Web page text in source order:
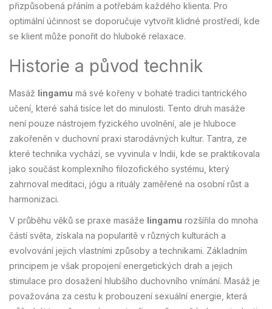
přizpůsobená přáním a potřebám každého klienta. Pro
optimální účinnost se doporučuje vytvořit klidné prostředí, kde
se klient může ponořit do hluboké relaxace.
Historie a původ technik
Masáž lingamu má své kořeny v bohaté tradici tantrického
učení, které sahá tisíce let do minulosti. Tento druh masáže
není pouze nástrojem fyzického uvolnění, ale je hluboce
zakořeněn v duchovní praxi starodávných kultur. Tantra, ze
které technika vychází, se vyvinula v Indii, kde se praktikovala
jako součást komplexního filozofického systému, který
zahrnoval meditaci, jógu a rituály zaměřené na osobní růst a
harmonizaci.
V průběhu věků se praxe masáže lingamu rozšířila do mnoha
částí světa, získala na popularitě v různých kulturách a
evolvování jejich vlastními způsoby a technikami. Základním
principem je však propojení energetických drah a jejich
stimulace pro dosažení hlubšího duchovního vnímání. Masáž je
považována za cestu k probouzení sexuální energie, která